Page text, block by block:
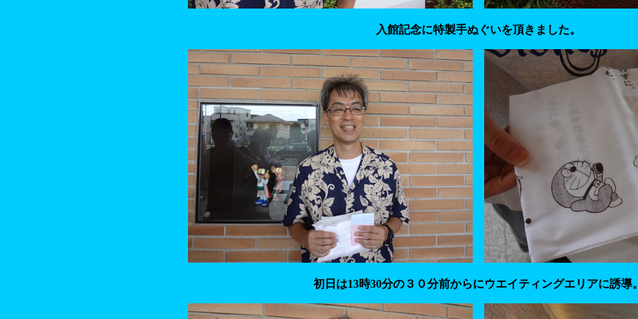
入館記念に特製手ぬぐいを頂きました。
初日は13時30分の３０分前からにウエイティングエリアに誘導